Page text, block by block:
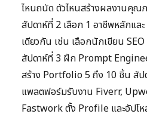
ไหนถนัด ตัวไหนสร้างผลงานคุณ
สัปดาห์ที่ 2 เลือก 1 อาชีพหลักแล
เดียวกัน เช่น เลือกนักเขียน
สัปดาห์ที่ 3 ฝึก Prompt
สร้าง Portfolio 5 ถึง 10 ชิ้น สัป
แพลตฟอร์มรับงาน Fiverr,
Fastwork ตั้ง Profile และอัปโ